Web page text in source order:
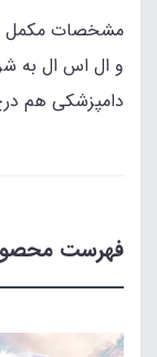
مشخصات مکمل
و ال اس ال به
دامپزشکی هم
فهرست